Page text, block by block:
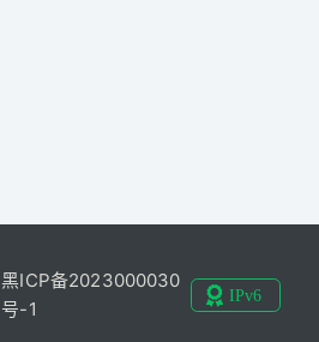
黑ICP备2023000030
号-1